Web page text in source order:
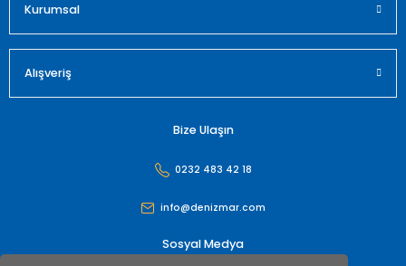
Kurumsal
Alışveriş
Bize Ulaşın
0232 483 42 18
info@denizmar.com
Sosyal Medya